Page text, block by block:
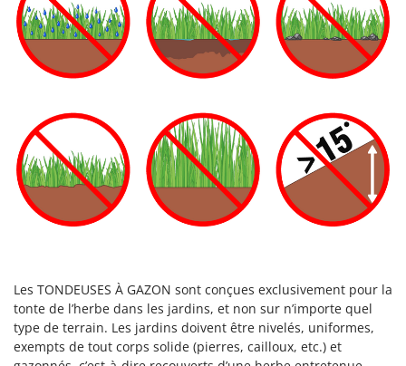
Les TONDEUSES À GAZON sont conçues exclusivement pour la
tonte de l’herbe dans les jardins, et non sur n’importe quel
type de terrain. Les jardins doivent être nivelés, uniformes,
exempts de tout corps solide (pierres, cailloux, etc.) et